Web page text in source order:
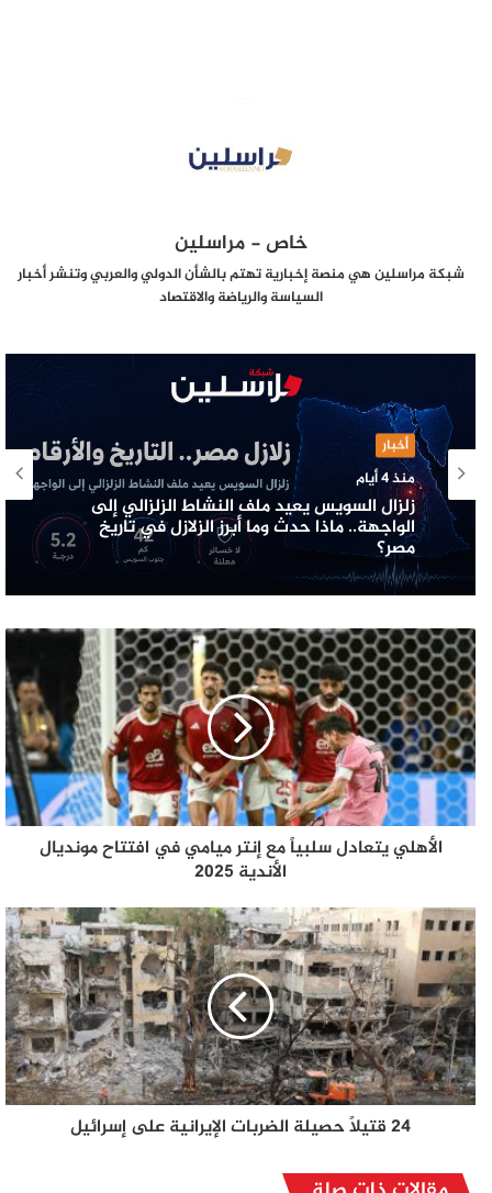
خاص - مراسلين
شبكة مراسلين هي منصة إخبارية تهتم بالشأن الدولي والعربي وتنشر أخبار
السياسة والرياضة والاقتصاد
أخبار
منذ 4 أيام
زلزال السويس يعيد ملف النشاط الزلزالي إلى
الواجهة.. ماذا حدث وما أبرز الزلازل في تاريخ
مصر؟
الأهلي يتعادل سلبياً مع إنتر ميامي في افتتاح مونديال
الأندية 2025
24 قتيلاً حصيلة الضربات الإيرانية على إسرائيل